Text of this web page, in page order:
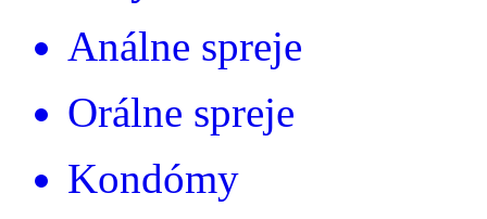
Análne spreje
Orálne spreje
Kondómy